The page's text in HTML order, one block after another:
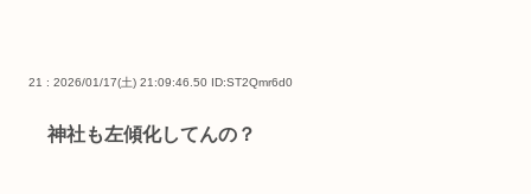
21 : 2026/01/17(土) 21:09:46.50 ID:ST2Qmr6d0
神社も左傾化してんの？